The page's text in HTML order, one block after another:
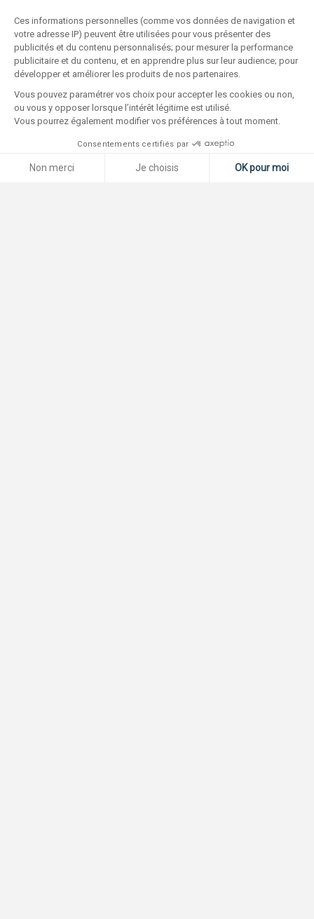
Ces informations personnelles (comme vos données de navigation et
votre adresse IP) peuvent être utilisées pour vous présenter des
publicités et du contenu personnalisés; pour mesurer la performance
publicitaire et du contenu, et en apprendre plus sur leur audience; pour
développer et améliorer les produits de nos partenaires.
Vous pouvez paramétrer vos choix pour accepter les cookies ou non,
ou vous y opposer lorsque l’intérêt légitime est utilisé.
Vous pourrez également modifier vos préférences à tout moment.
Consentements certifiés par
Non merci Je choisis OK pour moi